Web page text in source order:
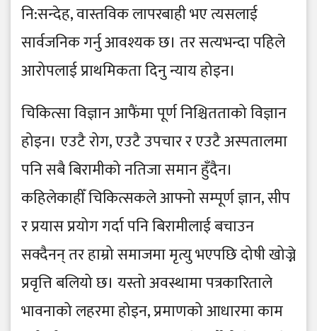
नि:सन्देह, वास्तविक लापरबाही भए त्यसलाई
सार्वजनिक गर्नु आवश्यक छ। तर सत्यभन्दा पहिले
आरोपलाई प्राथमिकता दिनु न्याय होइन।
चिकित्सा विज्ञान आफैंमा पूर्ण निश्चितताको विज्ञान
होइन। एउटै रोग, एउटै उपचार र एउटै अस्पतालमा
पनि सबै बिरामीको नतिजा समान हुँदैन।
कहिलेकाहीँ चिकित्सकले आफ्नो सम्पूर्ण ज्ञान, सीप
र प्रयास प्रयोग गर्दा पनि बिरामीलाई बचाउन
सक्दैनन् तर हाम्रो समाजमा मृत्यु भएपछि दोषी खोज्ने
प्रवृत्ति बलियो छ। यस्तो अवस्थामा पत्रकारिताले
भावनाको लहरमा होइन, प्रमाणको आधारमा काम